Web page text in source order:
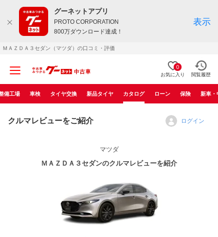
グーネットアプリ
PROTO CORPORATION
800万ダウンロード達成！
表示
ＭＡＺＤＡ３セダン（マツダ）の口コミ・評価
0
お気に入り 閲覧履歴
備工場 車検 タイヤ交換 新品タイヤ カタログ ローン 保険 新車・
クルマレビューをご紹介 ログイン
マツダ
ＭＡＺＤＡ３セダンのクルマレビューを紹介